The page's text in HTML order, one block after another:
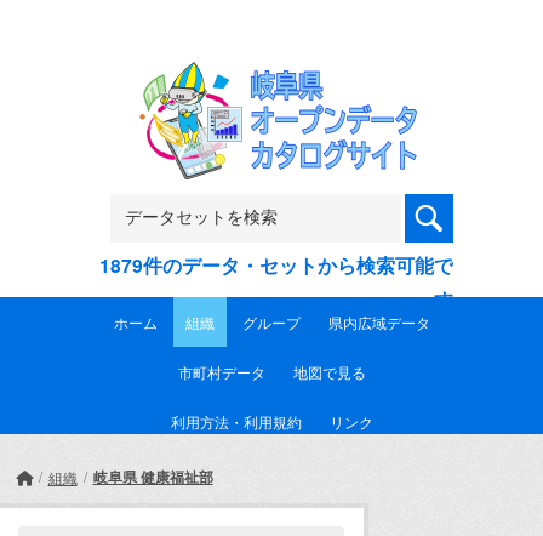
1879件のデータ・セットから検索可能で
す
ホーム 組織 グループ 県内広域データ
市町村データ 地図で見る
利用方法・利用規約 リンク
組織 岐阜県 健康福祉部